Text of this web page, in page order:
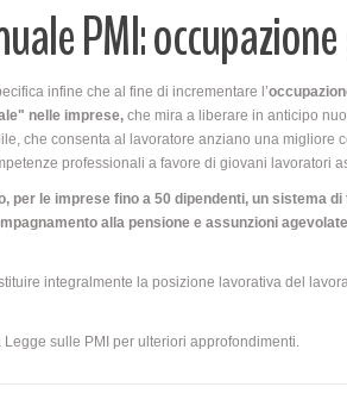
PMI:
infine che al fine di incrementare l’
nelle imprese, che mira a liberare in anticipo
che consenta al lavoratore anziano una migliore
professionali a favore di giovani lavoratori
per le imprese fino a 50 dipendenti, un sistema
alla pensione e assunzioni
integralmente la posizione lavorativa del
Legge sulle PMI per ulteriori approfondimenti.